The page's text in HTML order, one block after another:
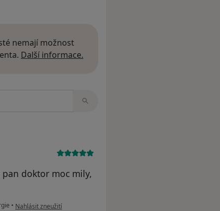
nemají možnost
Další informace.
doktor moc mily,
• podle názoru uživatele I
Nahlásit zneužití